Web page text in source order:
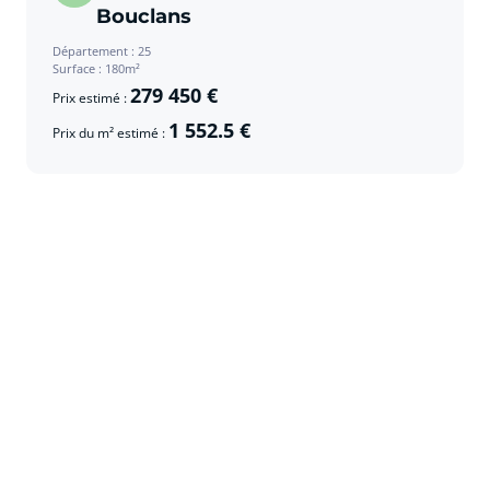
Bouclans
Département : 25
Surface : 180m²
Prix estimé :279 450 €
Prix du m² estimé : 1 552.5 €